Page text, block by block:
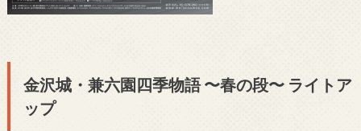
金沢城・兼六園四季物語 〜春の段〜 ライトア
ップ